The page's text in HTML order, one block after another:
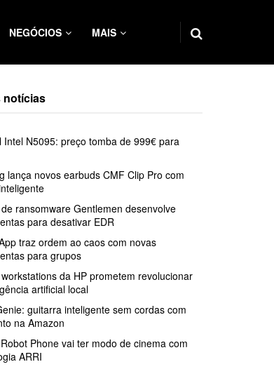
NEGÓCIOS MAIS
notícias
Intel N5095: preço tomba de 999€ para
lança novos earbuds CMF Clip Pro com
ransomware Gentlemen desenvolve
para desativar EDR
traz ordem ao caos com novas
para grupos
da HP prometem revolucionar
artificial local
guitarra inteligente sem cordas com
na Amazon
Phone vai ter modo de cinema com
ARRI